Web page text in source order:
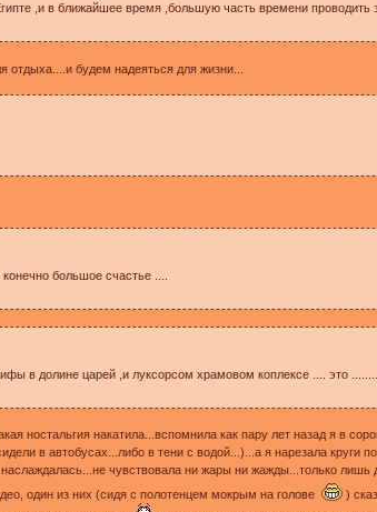
,и в ближайшее время ,большую часть времени проводить
будем надеяться для жизни...
большое счастье ....
в долине царей ,и луксорсом храмовом коплексе .... это
ностальгия накатила...вспомнила как пару лет назад я в
в автобусах...либо в тени с водой...)...а я нарезала круги
чувствовала ни жары ни жажды...только лишь
один из них (сидя с полотенцем мокрым на голове
)